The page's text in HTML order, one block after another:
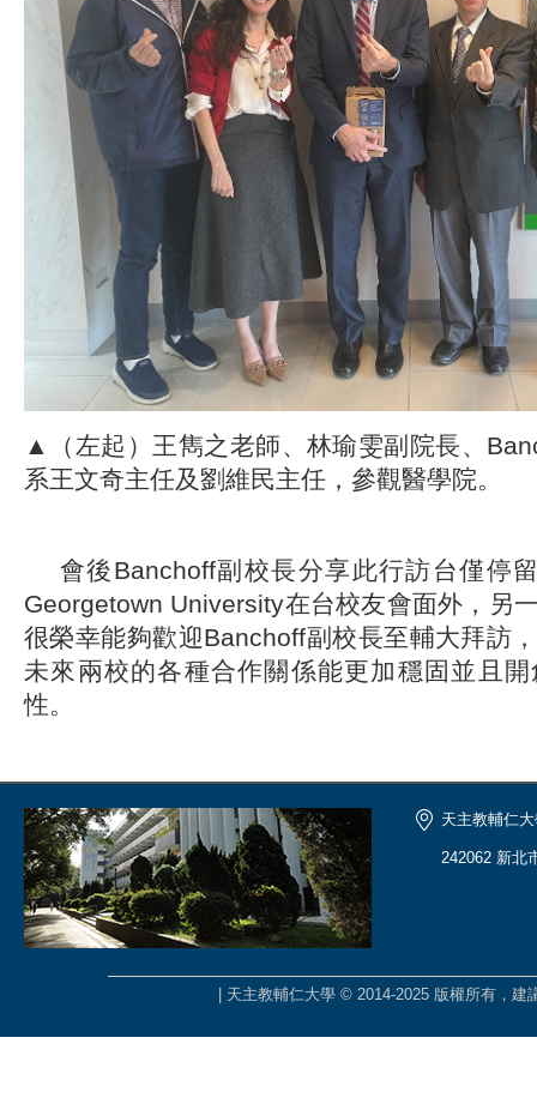
▲（左起）王雋之老師、林瑜雯副院長、
系王文奇主任及劉維民主任，參觀醫學院。
會後Banchoff副校長分享此行訪台僅停
Georgetown University在台校友會面外，另
很榮幸能夠歡迎Banchoff副校長至輔大拜訪
未來兩校的各種合作關係能更加穩固並且
性。
天主教輔仁
242062 新北
| 天主教輔仁大學 © 2014-2025 版權所有，